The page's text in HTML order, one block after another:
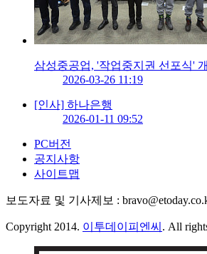
삼성중공업, '작업중지권 선포식'
2026-03-26 11:19
[인사] 하나은행
2026-01-11 09:52
PC버전
공지사항
사이트맵
보도자료 및 기사제보 :
Copyright 2014. 이투데이피엔씨 . All